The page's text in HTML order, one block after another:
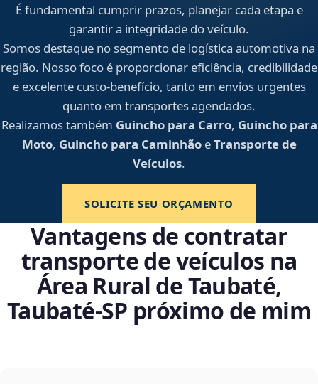
É fundamental cumprir prazos, planejar cada etapa e
garantir a integridade do veículo.
Somos destaque no segmento de logística automotiva na
região. Nosso foco é proporcionar eficiência, credibilidade
e excelente custo-benefício, tanto em envios urgentes
quanto em transportes agendados.
Realizamos também Guincho para Carro, Guincho para
Moto, Guincho para CaminhãoeTransporte de
Veículos.
SOLICITE SEU ORÇAMENTO
Vantagens de contratar
transporte de veículos na
Área Rural de Taubaté,
Taubaté‑SP próximo de mim